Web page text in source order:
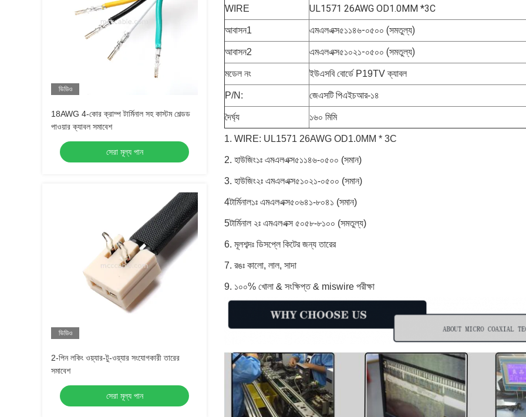
ভিডিও
18AWG 4-কোর ক্রাম্প টার্মিনাল সহ কাস্টম শেল্ডড
পাওয়ার ক্যাবল সমাবেশ
সেরা মূল্য পান
ভিডিও
2-পিন লকিং ওয়্যার-টু-ওয়্যার সংযোগকারী তারের
সমাবেশ
সেরা মূল্য পান
WIRE UL1571 26AWG OD1.0MM *3C
আবাসন1 এমএলএক্স৫১১৪৬-০৫০০ (সমতুল্য)
আবাসন2 এমএলএক্স৫১০২১-০৫০০ (সমতুল্য)
মডেল নং ইউএসবি বোর্ডে P19TV ক্যাবল
P/N: জেএসটি পিএইচআর-১৪
দৈর্ঘ্য ১৬০ মিমি
1. WIRE: UL1571 26AWG OD1.0MM * 3C
2. হাউজিং১ঃ এমএলএক্স৫১১৪৬-০৫০০ (সমান)
3. হাউজিং২ঃ এমএলএক্স৫১০২১-০৫০০ (সমান)
4টার্মিনাল১ঃ এমএলএক্স৫০৬৪১-৮০৪১ (সমান)
5টার্মিনাল ২ঃ এমএলএক্স ৫০৫৮-৮১০০ (সমতুল্য)
6. মূলশব্দঃ ডিসপ্লে কিটের জন্য তারের
7. রঙঃ কালো, লাল, সাদা
9. ১০০% খোলা & সংক্ষিপ্ত & miswire পরীক্ষা